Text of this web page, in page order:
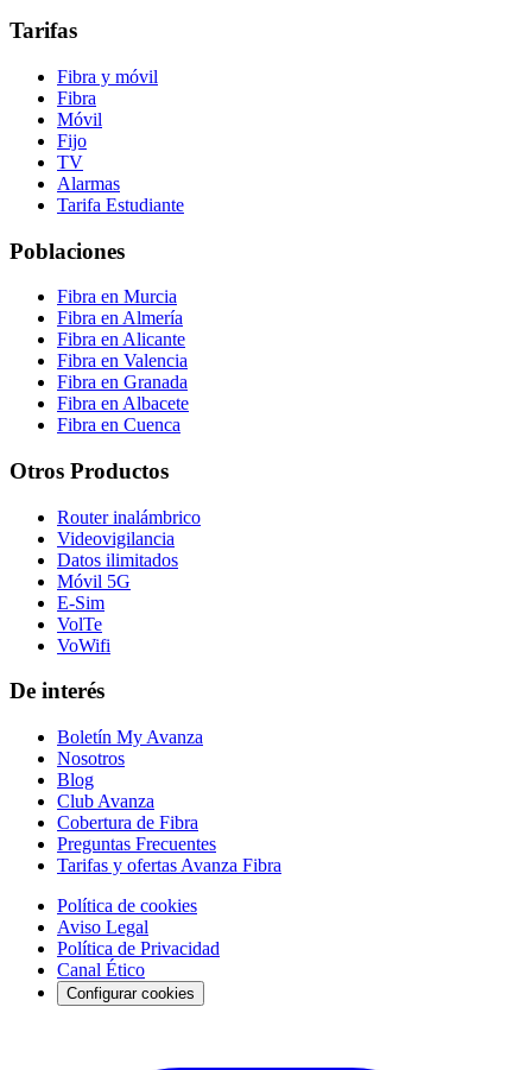
Tarifas
Fibra y móvil
Fibra
Móvil
Fijo
TV
Alarmas
Tarifa Estudiante
Poblaciones
Fibra en Murcia
Fibra en Almería
Fibra en Alicante
Fibra en Valencia
Fibra en Granada
Fibra en Albacete
Fibra en Cuenca
Otros Productos
Router inalámbrico
Videovigilancia
Datos ilimitados
Móvil 5G
E-Sim
VolTe
VoWifi
De interés
Boletín My Avanza
Nosotros
Blog
Club Avanza
Cobertura de Fibra
Preguntas Frecuentes
Tarifas y ofertas Avanza Fibra
Política de cookies
Aviso Legal
Política de Privacidad
Canal Ético
Configurar cookies